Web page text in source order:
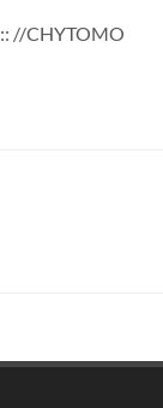
:: //CHYTOMO